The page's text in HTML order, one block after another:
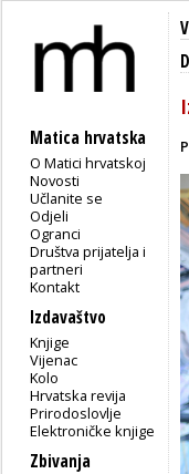
Matica hrvatska
O Matici hrvatskoj
Novosti
Učlanite se
Odjeli
Ogranci
Društva prijatelja i
partneri
Kontakt
Izdavaštvo
Knjige
Vijenac
Kolo
Hrvatska revija
Prirodoslovlje
Elektroničke knjige
Zbivanja